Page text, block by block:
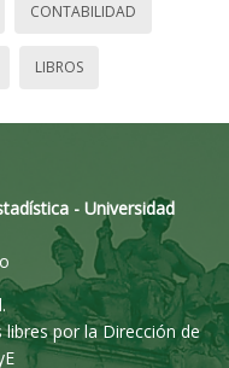
CONTABILIDAD
LIBROS
- Universidad
por la Dirección de